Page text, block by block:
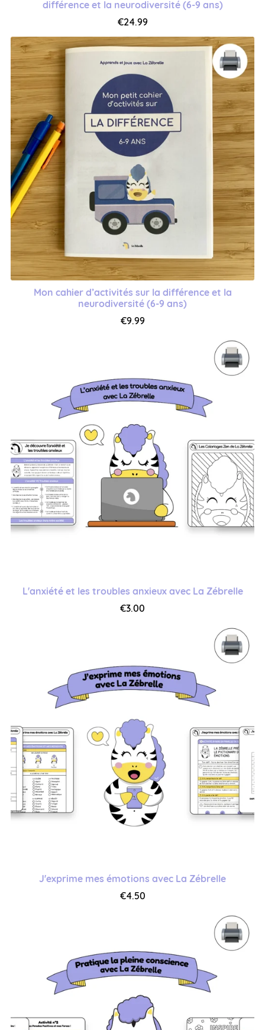
différence et la neurodiversité (6-9 ans)
€24.99
Mon cahier d’activités sur la différence et la
neurodiversité (6-9 ans)
€9.99
L'anxiété et les troubles anxieux avec La Zébrelle
€3.00
J'exprime mes émotions avec La Zébrelle
€4.50